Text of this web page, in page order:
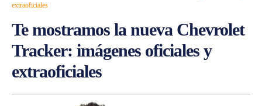
extraoficiales
Te mostramos la nueva Chevrolet
Tracker: imágenes oficiales y
extraoficiales